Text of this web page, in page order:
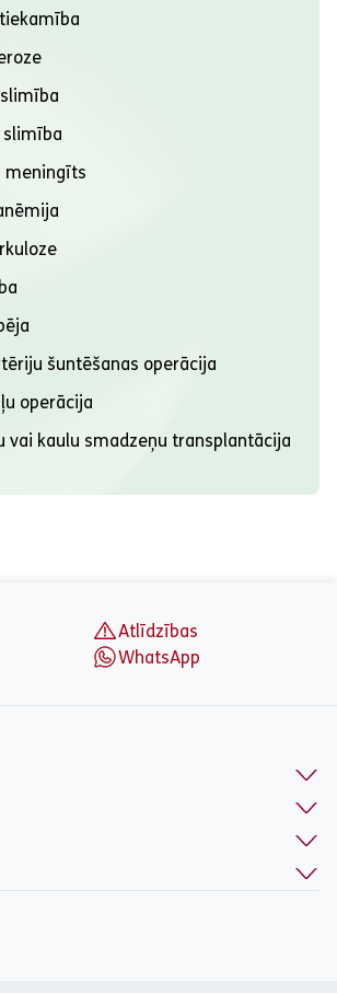
meningīts
šuntēšanas operācija
operācija
vai kaulu smadzeņu transplantācija
Atlīdzības
WhatsApp